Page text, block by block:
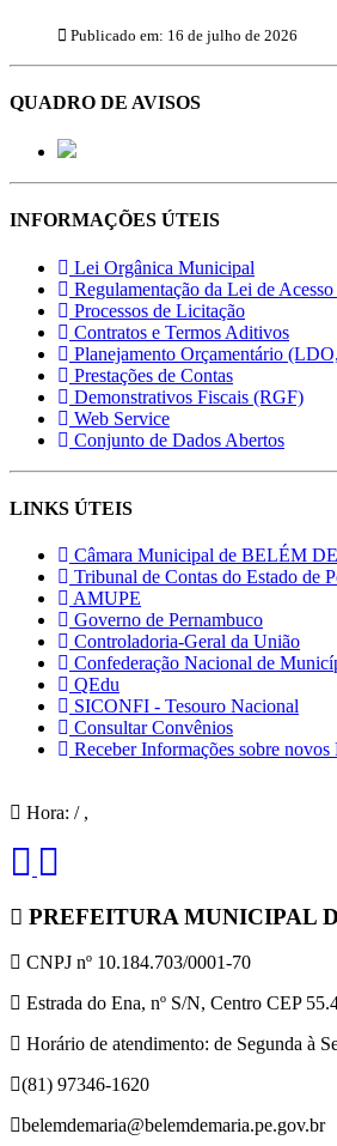
Publicado em: 16 de julho de 2026
QUADRO DE AVISOS
INFORMAÇÕES ÚTEIS
Lei Orgânica Municipal
Regulamentação da Lei de
Processos de Licitação
Contratos e Termos Aditivos
Planejamento Orçamentário
Prestações de Contas
Demonstrativos Fiscais (RGF)
Web Service
Conjunto de Dados Abertos
LINKS ÚTEIS
Câmara Municipal de BELÉM
Tribunal de Contas do Estado de
AMUPE
Governo de Pernambuco
Controladoria-Geral da União
Confederação Nacional de
QEdu
SICONFI - Tesouro Nacional
Consultar Convênios
Receber Informações sobre novos
Hora: / ,
PREFEITURA MUNICIPAL
CNPJ nº 10.184.703/0001-70
Estrada do Ena, nº S/N, Centro CEP
Horário de atendimento: de Segunda à
(81) 97346-1620
belemdemaria@belemdemaria.pe.gov.br